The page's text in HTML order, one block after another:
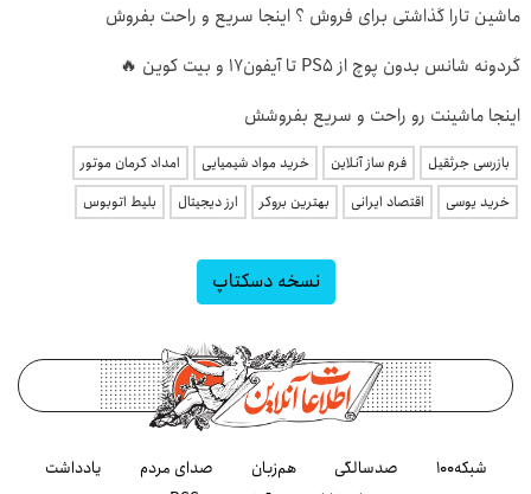
ماشین تارا گذاشتی برای فروش ؟ اینجا سریع و راحت بفروش
گردونه شانس بدون پوچ از PS5 تا آیفون17 و بیت کوین 🔥
اینجا ماشینت رو راحت و سریع بفروشش
بازرسی جرثقیل فرم ساز آنلاین خرید مواد شیمیایی
امداد کرمان موتور
خرید یوسی
اقتصاد ایرانی بهترین بروکر ارز دیجیتال بلیط اتوبوس
نسخه دسکتاپ
شبکه۱۰۰ صدسالگی هم‌زبان صدای مردم
یادداشت